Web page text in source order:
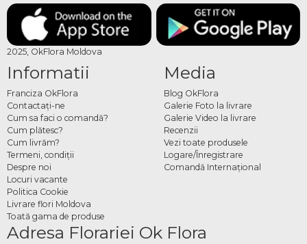
2025, OkFlora Moldova
Informatii
Franciza OkFlora
Contactaţi-ne
Cum sa faci o comandă?
Cum plătesc?
Cum livrăm?
Termeni, condiţii
Despre noi
Locuri vacante
Politica Cookie
Livrare flori Moldova
Toată gama de produse
Media
Blog OkFlora
Galerie Foto la livrare
Galerie Video la livrare
Recenzii
Vezi toate produsele
Logare/Înregistrare
Comandă Internațional
Adresa Florariei Ok Flora